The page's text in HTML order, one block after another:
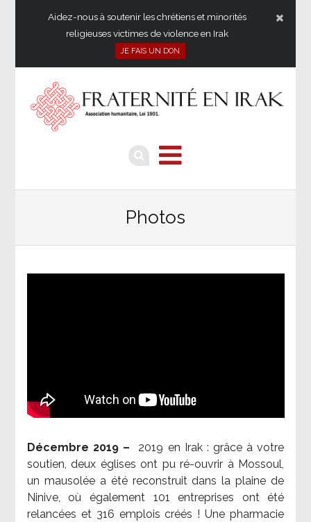
Aidez-nous à soutenir les chrétiens et minorités
religieuses victimes de violence en Irak
JE FAIS UN DON
Photos
Décembre 2019 – 2019 en Irak : grâce à votre
soutien, deux églises ont pu ré-ouvrir à Mossoul,
un mausolée a été reconstruit dans la plaine de
Ninive, où également 101 entreprises ont été
relancées et 316 emplois créés ! Une pharmacie